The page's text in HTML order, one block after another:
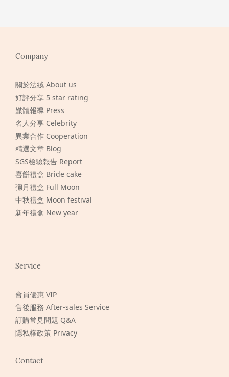
Company
關於法絨 About us
好評分享 5 star rating
媒體報導 Press
名人分享 Celebrity
異業合作 Cooperation
精選文章 Blog
SGS檢驗報告 Report
喜餅禮盒 Bride cake
彌月禮盒 Full Moon
中秋禮盒 Moon festival
新年禮盒 New year
Service
會員優惠 VIP
售後服務 After-sales Service
訂購常見問題 Q&A
隱私權政策 Privacy
Contact